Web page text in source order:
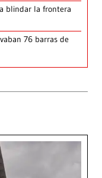
blindar la frontera
76 barras de